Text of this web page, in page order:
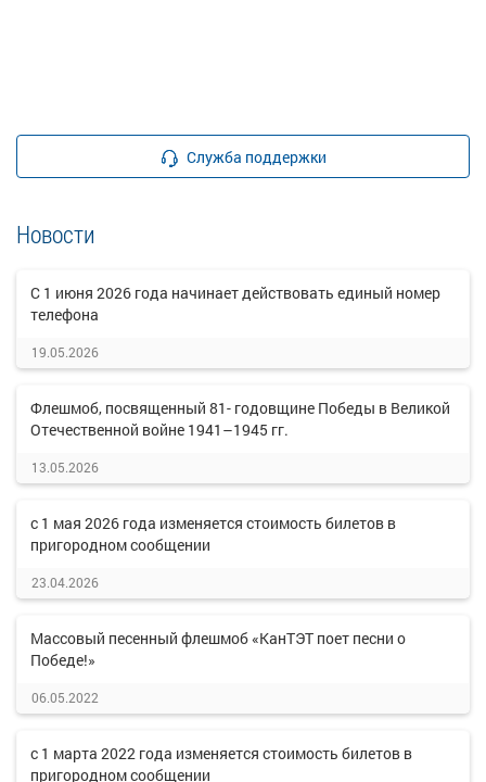
Служба поддержки
Новости
C 1 июня 2026 года начинает действовать единый номер
телефона
19.05.2026
Флешмоб, посвященный 81- годовщине Победы в Великой
Отечественной войне 1941–1945 гг.
13.05.2026
с 1 мая 2026 года изменяется стоимость билетов в
пригородном сообщении
23.04.2026
Массовый песенный флешмоб «КанТЭТ поет песни о
Победе!»
06.05.2022
с 1 марта 2022 года изменяется стоимость билетов в
пригородном сообщении